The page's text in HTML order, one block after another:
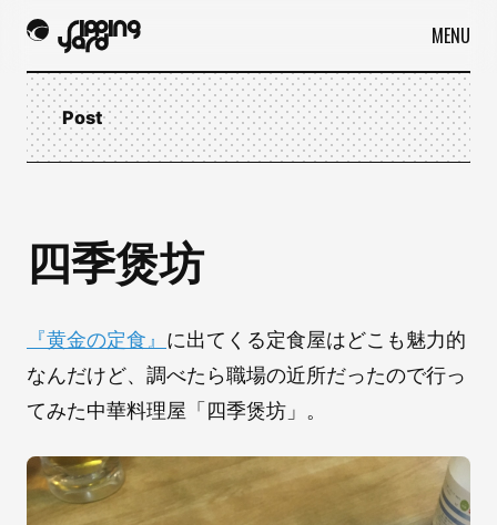
MENU
Post
四季煲坊
『黄金の定食』 に出てくる定食屋はどこも魅力的
なんだけど、調べたら職場の近所だったので行っ
てみた中華料理屋「四季煲坊」。